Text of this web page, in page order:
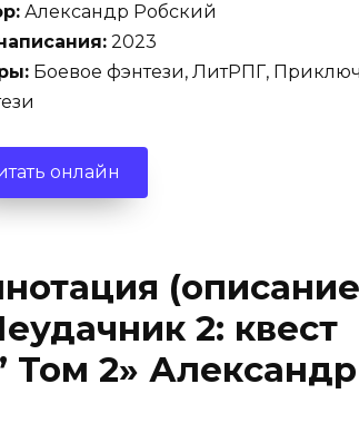
Александр Робский
2023
Боевое фэнтези, ЛитРПГ,
онлайн
2: квест
Том 2» Александр